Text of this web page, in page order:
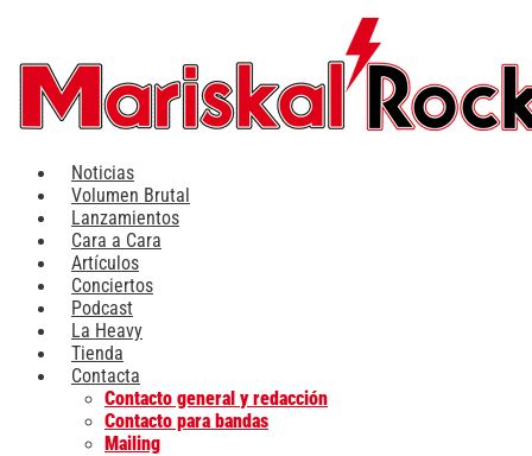
contenido
Noticias
Volumen Brutal
Lanzamientos
Cara a Cara
Artículos
Conciertos
Podcast
La Heavy
Tienda
Contacta
Contacto general y redacción
Contacto para bandas
Mailing